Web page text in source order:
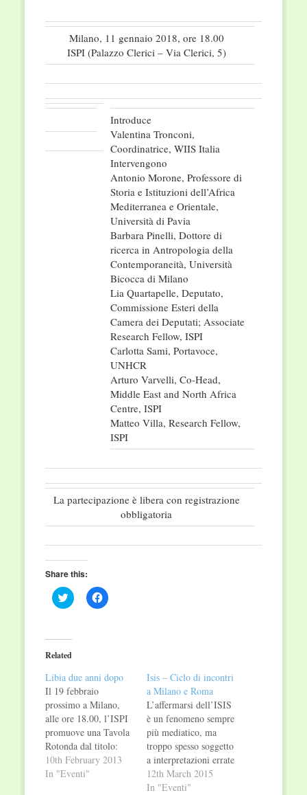
Milano, 11 gennaio 2018, ore 18.00
ISPI (Palazzo Clerici – Via Clerici, 5)
Introduce
Valentina Tronconi,
Coordinatrice, WIIS Italia
Intervengono
Antonio Morone, Professore di
Storia e Istituzioni dell’Africa
Mediterranea e Orientale,
Università di Pavia
Barbara Pinelli, Dottore di
ricerca in Antropologia della
Contemporaneità, Università
Bicocca di Milano
Lia Quartapelle, Deputato,
Commissione Esteri della
Camera dei Deputati; Associate
Research Fellow, ISPI
Carlotta Sami, Portavoce,
UNHCR
Arturo Varvelli, Co-Head,
Middle East and North Africa
Centre, ISPI
Matteo Villa, Research Fellow,
ISPI
La partecipazione è libera con registrazione
obbligatoria
Share this:
Click
to
(Opens
in
new
Click
to
Related
Libia due anni dopo
Il 19 febbraio
prossimo a Milano,
alle ore 18.00, l’ISPI
promuove una Tavola
Rotonda dal titolo:
“Libia: democrazia o
anarchia?” L'evento si
10th February 2013
In "Eventi"
Isis – Ciclo di incontri
a Milano e Roma
L’affermarsi dell’ISIS
è un fenomeno sempre
più mediatico, ma
troppo spesso soggetto
a interpretazioni errate
o frettolose. Come è
percepito il fenomeno
12th March 2015
In "Eventi"